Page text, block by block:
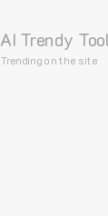
AI Trendy
Trending on the site